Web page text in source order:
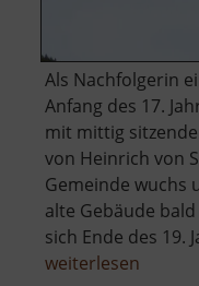
Als Nachfolgerin
Anfang des 17.
mit mittig
von Heinrich von
Gemeinde wuchs
alte Gebäude
sich Ende des 19.
weiterlesen